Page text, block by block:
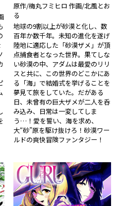
原作/梅丸フミヒロ 作画/北風とお
る
地球の9割以上が砂漠と化し、数
百年か数千年。未知の進化を遂げ
陸地に適応した「砂漠ザメ」が頂
点捕食者となった世界。果てしな
い砂漠の中、アダムは最愛のリリ
スと共に、この世界のどこかにあ
る「海」で結婚式を挙げることを
夢見て旅をしていた。だがある
日、未曾有の巨大ザメが二人を呑
み込み、日常は一変してしま
う…！愛を誓い、海を求め、
大“砂”原を駆け抜けろ！砂漠ワー
ルドの爽快冒険ファンタジー！